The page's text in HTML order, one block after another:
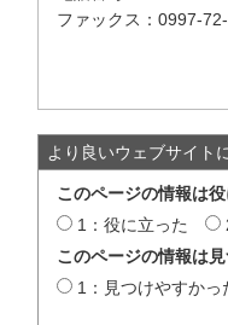
ファックス：0997-
より良いウェブサイト
このページの情報は
1：役に立った
このページの情報は
1：見つけやすかっ